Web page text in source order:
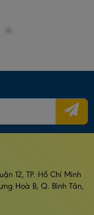
12, TP. Hồ Chí Minh
Hoà B, Q. Bình Tân,